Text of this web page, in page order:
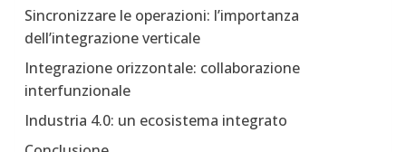
Sincronizzare le operazioni: l’importanza
dell’integrazione verticale
Integrazione orizzontale: collaborazione
interfunzionale
Industria 4.0: un ecosistema integrato